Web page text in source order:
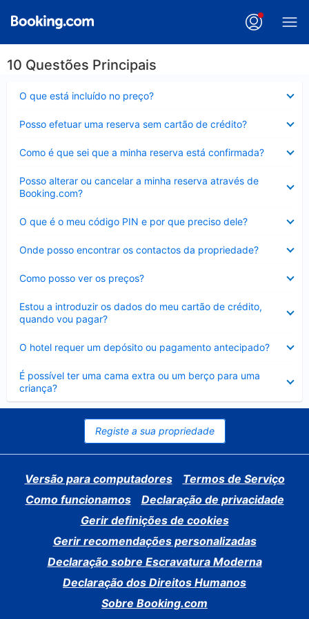
10 Questões Principais
O que está incluído no preço?
fechado
Posso efetuar uma reserva sem cartão de crédito?
fechado
Como é que sei que a minha reserva está confirmada?
fechado
Posso alterar ou cancelar a minha reserva através de
Booking.com?
fechado
O que é o meu código PIN e por que preciso dele?
fechado
Onde posso encontrar os contactos da propriedade?
fechado
Como posso ver os preços?
fechado
Estou a introduzir os dados do meu cartão de crédito,
quando vou pagar?
fechado
O hotel requer um depósito ou pagamento antecipado?
fechado
É possível ter uma cama extra ou um berço para uma
criança?
Elemento
fechado
Registe a sua propriedade
Versão para computadores
Termos de Serviço
Como funcionamos
Declaração de privacidade
Gerir definições de cookies
Gerir recomendações personalizadas
Declaração sobre Escravatura Moderna
Declaração dos Direitos Humanos
Sobre Booking.com